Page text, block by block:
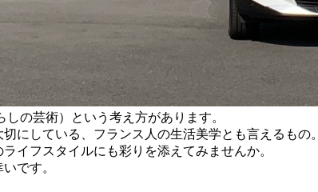
の芸術）という考え方があります。
にしている、フランス人の生活美学とも言えるもの。
イフスタイルにも彩りを添えてみませんか。
です。